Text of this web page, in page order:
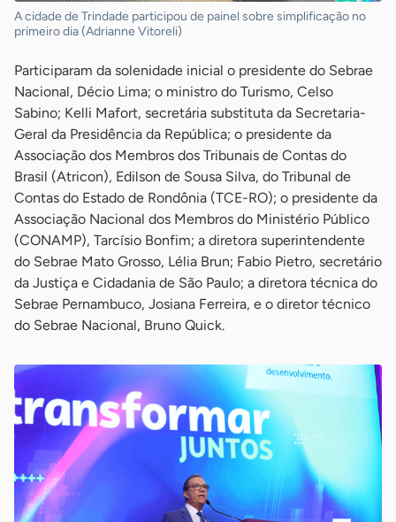
A cidade de Trindade participou de painel sobre simplificação no
primeiro dia (Adrianne Vitoreli)
Participaram da solenidade inicial o presidente do Sebrae
Nacional, Décio Lima; o ministro do Turismo, Celso
Sabino; Kelli Mafort, secretária substituta da Secretaria-
Geral da Presidência da República; o presidente da
Associação dos Membros dos Tribunais de Contas do
Brasil (Atricon), Edilson de Sousa Silva, do Tribunal de
Contas do Estado de Rondônia (TCE-RO); o presidente da
Associação Nacional dos Membros do Ministério Público
(CONAMP), Tarcísio Bonfim; a diretora superintendente
do Sebrae Mato Grosso, Lélia Brun; Fabio Pietro, secretário
da Justiça e Cidadania de São Paulo; a diretora técnica do
Sebrae Pernambuco, Josiana Ferreira, e o diretor técnico
do Sebrae Nacional, Bruno Quick.